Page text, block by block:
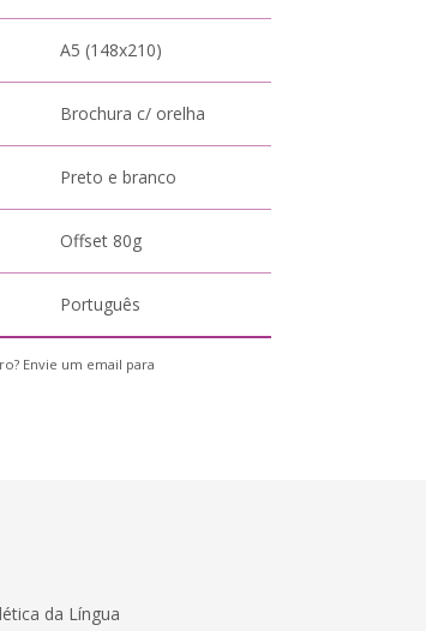
A5 (148x210)
Brochura c/ orelha
Preto e branco
Offset 80g
Português
Envie um email para
da Língua